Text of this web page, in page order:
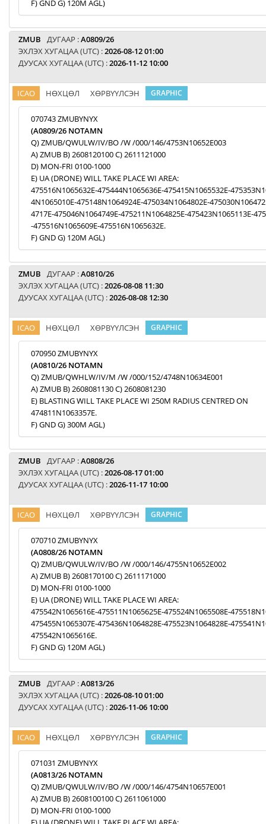
F) GND G) 120M AGL)
ZMUB ДУГААР :A0809/26
ЭХЛЭХ ХУГАЦАА (UTC) :2026-08-12 01:00
ДУУСАХ ХУГАЦАА (UTC) :2026-11-12 10:00
ICAO НӨХЦӨЛ ХӨРВҮҮЛСЭН GRAPHIC
070743 ZMUBYNYX
(A0809/26 NOTAMN
Q) ZMUB/QWULW/IV/BO /W /000/146/4753N10652E003
A) ZMUB B) 2608120100 C) 2611121000
D) MON-FRI 0100-1000
E) UA (DRONE) WILL TAKE PLACE WI AREA:
475516N1065632E-475444N1065636E-475415N1065532E-
4N1065010E-475148N1064924E-475034N1064802E-
4717E-475046N1064749E-475211N1064825E-475423N1065113E-
-475516N1065609E-475516N1065632E.
F) GND G) 120M AGL)
ZMUB ДУГААР :A0810/26
ЭХЛЭХ ХУГАЦАА (UTC) :2026-08-08 11:30
ДУУСАХ ХУГАЦАА (UTC) :2026-08-08 12:30
ICAO НӨХЦӨЛ ХӨРВҮҮЛСЭН GRAPHIC
070950 ZMUBYNYX
(A0810/26 NOTAMN
Q) ZMUB/QWHLW/IV/M /W /000/152/4748N10634E001
A) ZMUB B) 2608081130 C) 2608081230
E) BLASTING WILL TAKE PLACE WI 250M RADIUS CENTRED ON
474811N1063357E.
F) GND G) 300M AGL)
ZMUB ДУГААР :A0808/26
ЭХЛЭХ ХУГАЦАА (UTC) :2026-08-17 01:00
ДУУСАХ ХУГАЦАА (UTC) :2026-11-17 10:00
ICAO НӨХЦӨЛ ХӨРВҮҮЛСЭН GRAPHIC
070710 ZMUBYNYX
(A0808/26 NOTAMN
Q) ZMUB/QWULW/IV/BO /W /000/146/4755N10652E002
A) ZMUB B) 2608170100 C) 2611171000
D) MON-FRI 0100-1000
E) UA (DRONE) WILL TAKE PLACE WI AREA:
475542N1065616E-475511N1065625E-475524N1065508E-
475455N1065307E-475436N1064828E-475523N1064828E-
475542N1065616E.
F) GND G) 120M AGL)
ZMUB ДУГААР :A0813/26
ЭХЛЭХ ХУГАЦАА (UTC) :2026-08-10 01:00
ДУУСАХ ХУГАЦАА (UTC) :2026-11-06 10:00
ICAO НӨХЦӨЛ ХӨРВҮҮЛСЭН GRAPHIC
071031 ZMUBYNYX
(A0813/26 NOTAMN
Q) ZMUB/QWULW/IV/BO /W /000/146/4754N10657E001
A) ZMUB B) 2608100100 C) 2611061000
D) MON-FRI 0100-1000